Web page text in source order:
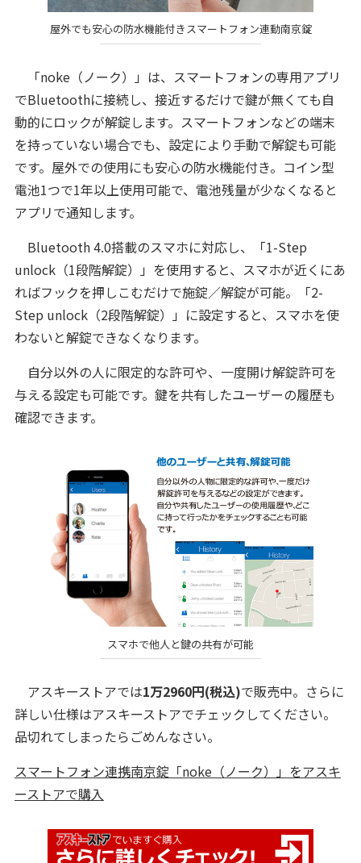
屋外でも安心の防水機能付きスマートフォン連動南京錠
「noke（ノーク）」は、スマートフォンの専用アプリ
でBluetoothに接続し、接近するだけで鍵が無くても自
動的にロックが解錠します。スマートフォンなどの端末
を持っていない場合でも、設定により手動で解錠も可能
です。屋外での使用にも安心の防水機能付き。コイン型
電池1つで1年以上使用可能で、電池残量が少なくなると
アプリで通知します。
Bluetooth 4.0搭載のスマホに対応し、「1-Step
unlock（1段階解錠）」を使用すると、スマホが近くにあ
ればフックを押しこむだけで施錠／解錠が可能。「2-
Step unlock（2段階解錠）」に設定すると、スマホを使
わないと解錠できなくなります。
自分以外の人に限定的な許可や、一度開け解錠許可を
与える設定も可能です。鍵を共有したユーザーの履歴も
確認できます。
スマホで他人と鍵の共有が可能
アスキーストアでは1万2960円(税込)で販売中。さらに
詳しい仕様はアスキーストアでチェックしてください。
品切れてしまったらごめんなさい。
スマートフォン連携南京錠「noke（ノーク）」をアスキ
ーストアで購入